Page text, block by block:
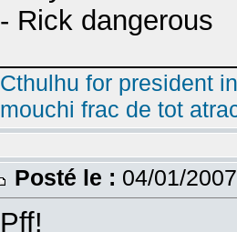
- Rick dangerous
Cthulhu for president
mouchi frac de tot
Posté le : 04/01/
Pff!